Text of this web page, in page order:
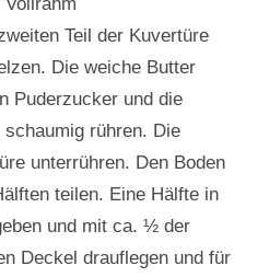
Teil der Kuvertüre
Die weiche Butter
Puderzucker und die
schaumig rühren. Die
unterrühren. Den Boden
teilen. Eine Hälfte in
und mit ca. ½ der
Deckel drauflegen und für